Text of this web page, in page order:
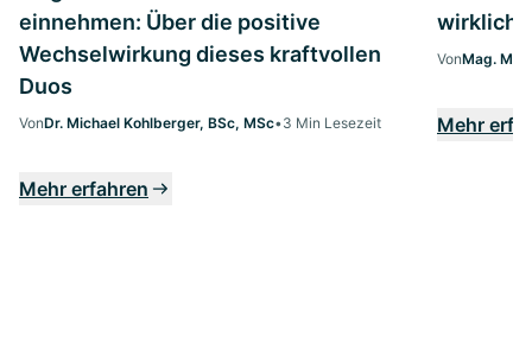
einnehmen: Über die positive
Wechselwirkung dieses kraftvollen
Duos
VonDr. Michael Kohlberger, BSc, MSc•3 Min Lesezeit
Mehr erfahren
wirklich
VonMag.
Mehr